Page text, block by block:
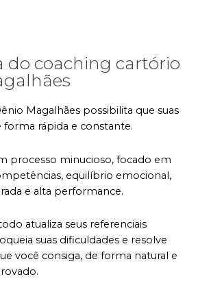
do coaching cartório
Magalhães possibilita que suas
rápida e constante.
processo minucioso, focado em
equilíbrio emocional,
e alta performance.
atualiza seus referenciais
suas dificuldades e resolve
você consiga, de forma natural e